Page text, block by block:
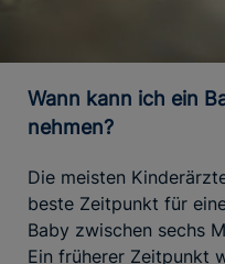
Wann kann ich ein Baby mit an den Strand
nehmen?
Die meisten
beste Zeitpunkt für
Baby zwischen sechs
Ein früherer Zeitpunkt